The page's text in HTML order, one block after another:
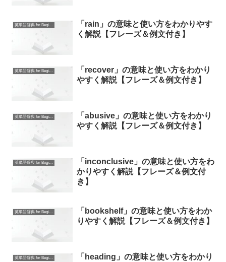
英単語辞典 for Beginners
「rain」の意味と使い方をわかりやす
く解説【フレーズ＆例文付き】
英単語辞典 for Beginners
「recover」の意味と使い方をわかり
やすく解説【フレーズ＆例文付き】
英単語辞典 for Beginners
「abusive」の意味と使い方をわかり
やすく解説【フレーズ＆例文付き】
英単語辞典 for Beginners
「inconclusive」の意味と使い方をわ
かりやすく解説【フレーズ＆例文付
き】
英単語辞典 for Beginners
「bookshelf」の意味と使い方をわか
りやすく解説【フレーズ＆例文付き】
英単語辞典 for Beginners
「heading」の意味と使い方をわかり